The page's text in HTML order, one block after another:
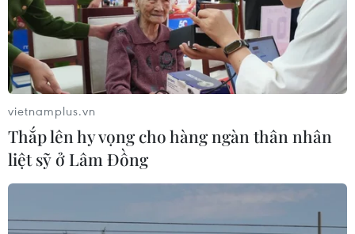
vietnamplus.vn
Thắp lên hy vọng cho hàng ngàn thân nhân
liệt sỹ ở Lâm Đồng